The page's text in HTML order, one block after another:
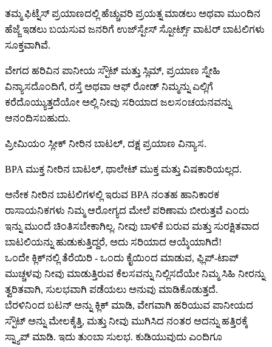
ತಮ್ಮ ಫಿಟ್ನೆಸ್ ಪ್ರಯಾಣದಲ್ಲಿ ಹೆಚ್ಚುವರಿ ಪ್ರಯತ್ನ ಮಾಡಲು ಅಥವಾ ಮುಂದಿನ
ಹೆಜ್ಜೆ ಇಡಲು ಬಯಸುವ ಜನರಿಗೆ ಉಜ್‌ಸ್ಪೇಸ್ ಸ್ಪೋರ್ಟ್ಸ್ ವಾಟರ್ ಬಾಟಲಿಗಳು
ಸೂಕ್ತವಾಗಿವೆ.
ವೇಗದ ಹರಿವಿನ ಪಾನೀಯ ಸ್ಪೌಟ್ ಮತ್ತು ಸ್ಲಿಮ್, ಪ್ರಯಾಣ ಸ್ನೇಹಿ
ವಿನ್ಯಾಸದೊಂದಿಗೆ, ರಸ್ತೆ ಅಥವಾ ಆಫ್ ರೋಡ್ ನಿಮ್ಮನ್ನು ಎಲ್ಲಿಗೆ
ಕರೆದೊಯ್ಯುತ್ತದೆಯೋ ಅಲ್ಲಿ ನೀವು ಸರಿಯಾದ ಜಲಸಂಚಯನವನ್ನು
ಆನಂದಿಸಬಹುದು.
ಪ್ರೀಮಿಯಂ ಸ್ಲೀಕ್ ನೀರಿನ ಬಾಟಲ್, ದಕ್ಷ ಪ್ರಯಾಣ ವಿನ್ಯಾಸ.
BPA ಮುಕ್ತ ನೀರಿನ ಬಾಟಲ್, ಥಾಲೇಟ್ ಮುಕ್ತ ಮತ್ತು ವಿಷಕಾರಿಯಲ್ಲದ.
ಅನೇಕ ನೀರಿನ ಬಾಟಲಿಗಳಲ್ಲಿ ಇರುವ BPA ನಂತಹ ಹಾನಿಕಾರಕ
ರಾಸಾಯನಿಕಗಳು ನಿಮ್ಮ ಆರೋಗ್ಯದ ಮೇಲೆ ಪರಿಣಾಮ ಬೀರುತ್ತವೆ ಎಂದು
ಇನ್ನು ಮುಂದೆ ಚಿಂತಿಸಬೇಕಾಗಿಲ್ಲ. ನೀವು ಬಾಳಿಕೆ ಬರುವ ಮತ್ತು ಸುರಕ್ಷಿತವಾದ
ಬಾಟಲಿಯನ್ನು ಹುಡುಕುತ್ತಿದ್ದರೆ, ಅದು ಸರಿಯಾದ ಆಯ್ಕೆಯಾಗಿದೆ!
ಒಂದೇ ಕ್ಲಿಕ್‌ನಲ್ಲಿ ತೆರೆಯಿರಿ - ಒಂದು ಕೈಯಿಂದ ಮಾಡುವ, ಫ್ಲಿಪ್-ಟಾಪ್
ಮುಚ್ಚಳವು ನೀವು ಮಾಡುತ್ತಿರುವ ಕೆಲಸವನ್ನು ನಿಲ್ಲಿಸದೆಯೇ ನಿಮ್ಮ ಸಿಹಿ ನೀರನ್ನು
ತ್ವರಿತವಾಗಿ, ಸುಲಭವಾಗಿ ಪಡೆಯಲು ಅನುವು ಮಾಡಿಕೊಡುತ್ತದೆ.
ಬೆರಳಿನಿಂದ ಬಟನ್ ಅನ್ನು ಕ್ಲಿಕ್ ಮಾಡಿ, ವೇಗವಾಗಿ ಹರಿಯುವ ಪಾನೀಯದ
ಸ್ಪೌಟ್ ಅನ್ನು ಮೇಲಕ್ಕೆತ್ತಿ, ಮತ್ತು ನೀವು ಮುಗಿಸಿದ ನಂತರ ಅದನ್ನು ಹತ್ತಿರಕ್ಕೆ
ಸ್ನ್ಯಾಪ್ ಮಾಡಿ. ಇದು ತುಂಬಾ ಸುಲಭ. ಕುಡಿಯುವುದು ಎಂದಿಗೂ